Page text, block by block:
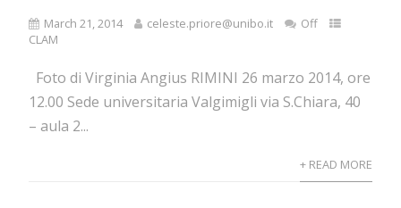
March 21, 2014 celeste.priore@unibo.it
Off
CLAM
Foto di Virginia Angius RIMINI 26 marzo 2014, ore
12.00 Sede universitaria Valgimigli via S.Chiara, 40
– aula 2...
+ READ MORE